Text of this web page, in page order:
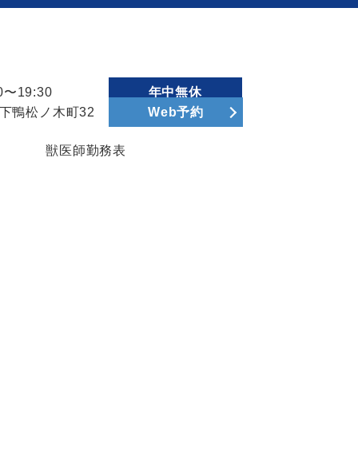
〜19:30
年中無休
鴨松ノ木町32
Web予約
獣医師勤務表